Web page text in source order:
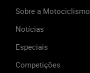
Sobre a Motociclismo
Notícias
Especiais
Competições